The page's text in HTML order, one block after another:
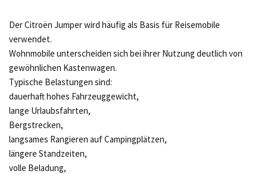
Der Citroën Jumper wird häufig als Basis für Reisemobile
verwendet.
Wohnmobile unterscheiden sich bei ihrer Nutzung deutlich von
gewöhnlichen Kastenwagen.
Typische Belastungen sind:
dauerhaft hohes Fahrzeuggewicht,
lange Urlaubsfahrten,
Bergstrecken,
langsames Rangieren auf Campingplätzen,
längere Standzeiten,
volle Beladung,